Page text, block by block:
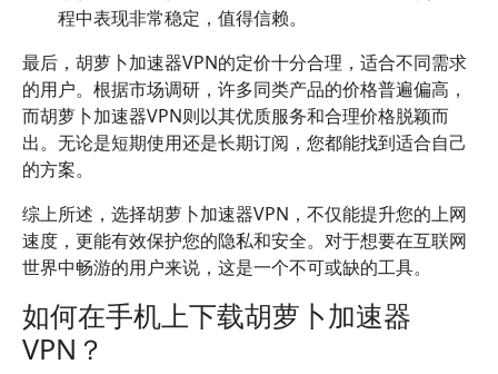
程中表现非常稳定，值得信赖。
最后，胡萝卜加速器VPN的定价十分合理，适合不同需求
的用户。根据市场调研，许多同类产品的价格普遍偏高，
而胡萝卜加速器VPN则以其优质服务和合理价格脱颖而
出。无论是短期使用还是长期订阅，您都能找到适合自己
的方案。
综上所述，选择胡萝卜加速器VPN，不仅能提升您的上网
速度，更能有效保护您的隐私和安全。对于想要在互联网
世界中畅游的用户来说，这是一个不可或缺的工具。
如何在手机上下载胡萝卜加速器
VPN？